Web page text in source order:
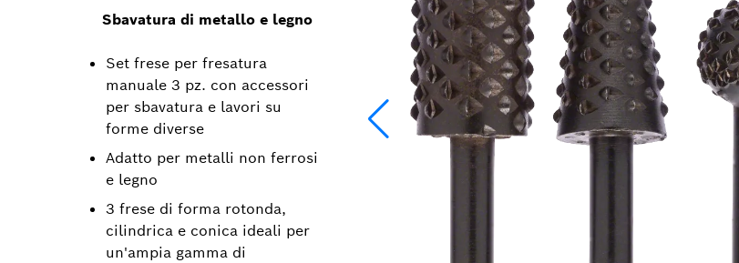
Sbavatura di metallo e legno
Set frese per fresatura
manuale 3 pz. con accessori
per sbavatura e lavori su
forme diverse
Adatto per metalli non ferrosi
e legno
3 frese di forma rotonda,
cilindrica e conica ideali per
un'ampia gamma di